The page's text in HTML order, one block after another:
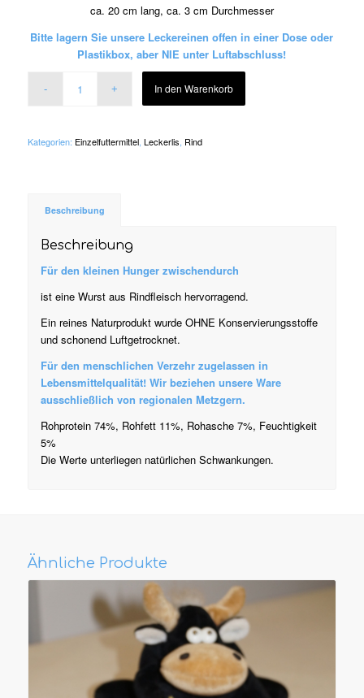
ca. 20 cm lang, ca. 3 cm Durchmesser
Bitte lagern Sie unsere Leckereinen offen in einer Dose oder
Plastikbox, aber NIE unter Luftabschluss!
In den Warenkorb
Kategorien: Einzelfuttermittel, Leckerlis Rind
Beschreibung
Beschreibung
Für den kleinen Hunger zwischendurch
ist eine Wurst aus Rindfleisch hervorragend.
Ein reines Naturprodukt wurde OHNE Konservierungsstoffe
und schonend Luftgetrocknet.
Für den menschlichen Verzehr zugelassen in
Lebensmittelqualität! Wir beziehen unsere Ware
ausschließlich von regionalen Metzgern.
Rohprotein 74%, Rohfett 11%, Rohasche 7%, Feuchtigkeit
5%
Die Werte unterliegen natürlichen Schwankungen.
Ähnliche Produkte